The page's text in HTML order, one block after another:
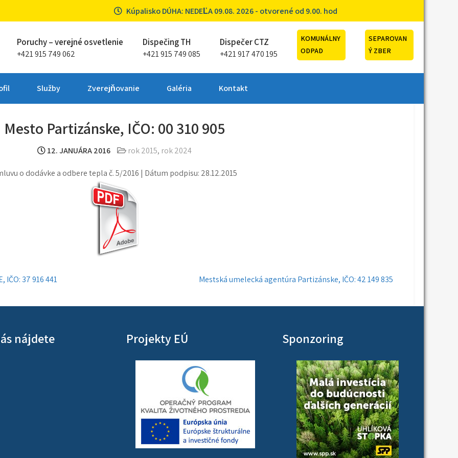
Kúpalisko DÚHA: NEDEĽA 09.08. 2026 - otvorené od 9.00. hod
Partizánske
Poruchy – verejné osvetlenie
+421 915 749 062
Dispečing TH
+421 915 749 085
Dispečer CTZ
+421 917 470 195
KOMUNÁLNY
ODPAD
SEPAROVAN
Ý ZBER
Služby Zverejňovanie Galéria Kontakt
Mesto Partizánske, IČO: 00 310 905
12. JANUÁRA 2016 rok 2015, rok 2024
o dodávke a odbere tepla č. 5/2016 | Dátum podpisu: 28.12.2015
37 916 441 Mestská umelecká agentúra Partizánske, IČO: 42 149 835
nájdete Projekty EÚ Sponzoring